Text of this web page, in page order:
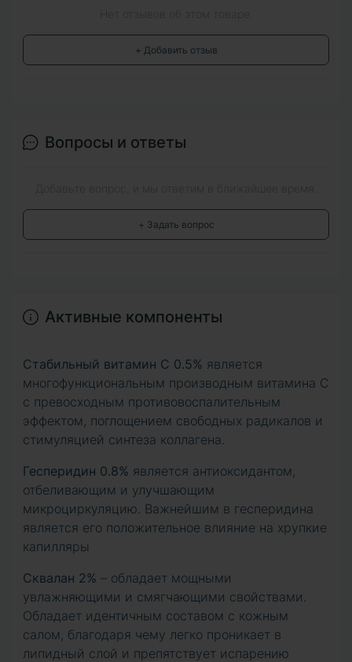
+ Добавить отзыв
Вопросы и ответы
+ Задать вопрос
Активные компоненты
Стабильный витамин С 0.5% является
многофункциональным производным витамина С
с превосходным противовоспалительным
эффектом, поглощением свободных радикалов и
стимуляцией синтеза коллагена.
Гесперидин 0.8% является антиоксидантом,
отбеливающим и улучшающим
микроциркуляцию. Важнейшим в гесперидина
является его положительное влияние на хрупкие
капилляры
Сквалан 2% – обладает мощными
увлажняющими и смягчающими свойствами.
Обладает идентичным составом с кожным
салом, благодаря чему легко проникает в
липидный слой и препятствует испарению